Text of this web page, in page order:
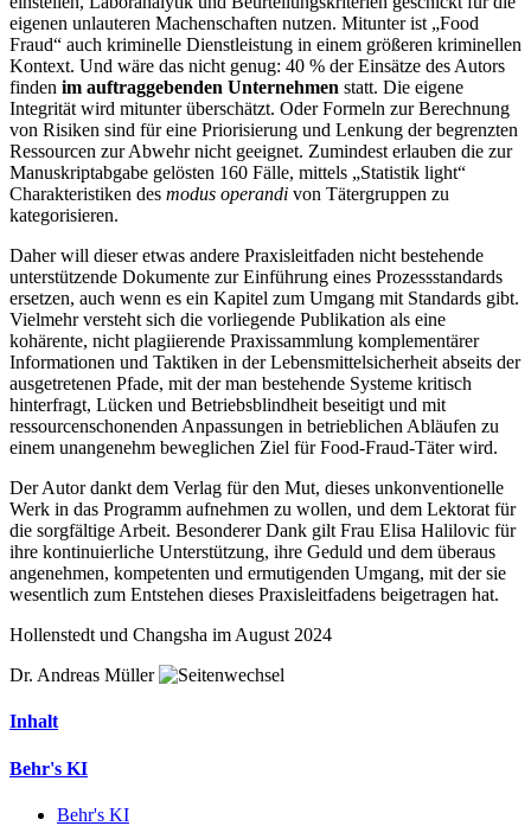
eigenen unlauteren Machenschaften nutzen. Mitunter ist „Food
Fraud“ auch kriminelle Dienstleistung in einem größeren kriminellen
Kontext. Und wäre das nicht genug: 40 % der Einsätze des Autors
finden im auftraggebenden Unternehmen statt. Die eigene
Integrität wird mitunter überschätzt. Oder Formeln zur Berechnung
von Risiken sind für eine Priorisierung und Lenkung der begrenzten
Ressourcen zur Abwehr nicht geeignet. Zumindest erlauben die zur
Manuskriptabgabe gelösten 160 Fälle, mittels „Statistik light“
Charakteristiken des modus operandi von Tätergruppen zu
kategorisieren.
Daher will dieser etwas andere Praxisleitfaden nicht bestehende
unterstützende Dokumente zur Einführung eines Prozessstandards
ersetzen, auch wenn es ein Kapitel zum Umgang mit Standards gibt.
Vielmehr versteht sich die vorliegende Publikation als eine
kohärente, nicht plagiierende Praxissammlung komplementärer
Informationen und Taktiken in der Lebensmittelsicherheit abseits der
ausgetretenen Pfade, mit der man bestehende Systeme kritisch
hinterfragt, Lücken und Betriebsblindheit beseitigt und mit
ressourcenschonenden Anpassungen in betrieblichen Abläufen zu
einem unangenehm beweglichen Ziel für Food-Fraud-Täter wird.
Der Autor dankt dem Verlag für den Mut, dieses unkonventionelle
Werk in das Programm aufnehmen zu wollen, und dem Lektorat für
die sorgfältige Arbeit. Besonderer Dank gilt Frau Elisa Halilovic für
ihre kontinuierliche Unterstützung, ihre Geduld und dem überaus
angenehmen, kompetenten und ermutigenden Umgang, mit der sie
wesentlich zum Entstehen dieses Praxisleitfadens beigetragen hat.
Hollenstedt und Changsha im August 2024
Dr. Andreas Müller
Inhalt
Behr's KI
Behr's KI